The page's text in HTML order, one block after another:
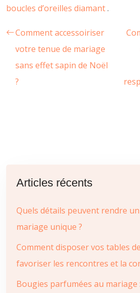
boucles d’oreilles diamant.
Comment accessoiriser
votre tenue de mariage
sans effet sapin de Noël
?
Articles récents
Quels détails peuvent rendre
mariage unique ?
Comment disposer vos tables
favoriser les rencontres et la
Bougies parfumées au mariage